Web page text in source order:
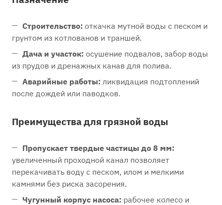
Строительство: откачка мутной воды с песком и
грунтом из котлованов и траншей.
Дача и участок: осушение подвалов, забор воды
из прудов и дренажных канав для полива.
Аварийные работы: ликвидация подтоплений
после дождей или паводков.
Преимущества для грязной воды
Пропускает твердые частицы до 8 мм:
увеличенный проходной канал позволяет
перекачивать воду с песком, илом и мелкими
камнями без риска засорения.
Чугунный корпус насоса: рабочее колесо и